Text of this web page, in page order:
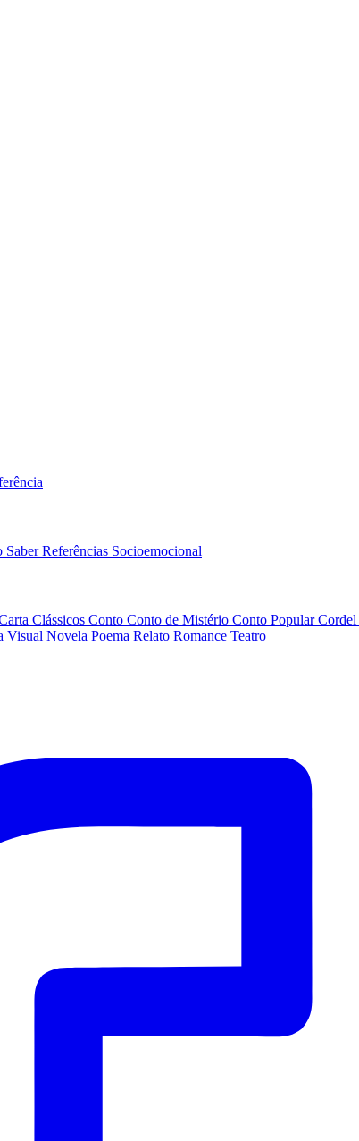
SaberReferências Socioemocional
Clássicos Conto Conto de Mistério Conto PopularCordel
Visual Novela Poema Relato Romance Teatro